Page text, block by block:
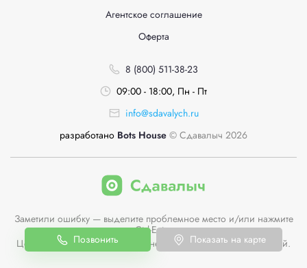
Позвонить Показать на карте
Агентское соглашение
Оферта
8 (800) 511-38-23
09:00 - 18:00, Пн - Пт
info@sdavalych.ru
разработано Bots House © Сдавалыч 2026
Заметили ошибку — выделите проблемное место и/или нажмите
Ctrl-Enter
Цены пунктов приема на сайте не являются публичной офертой.